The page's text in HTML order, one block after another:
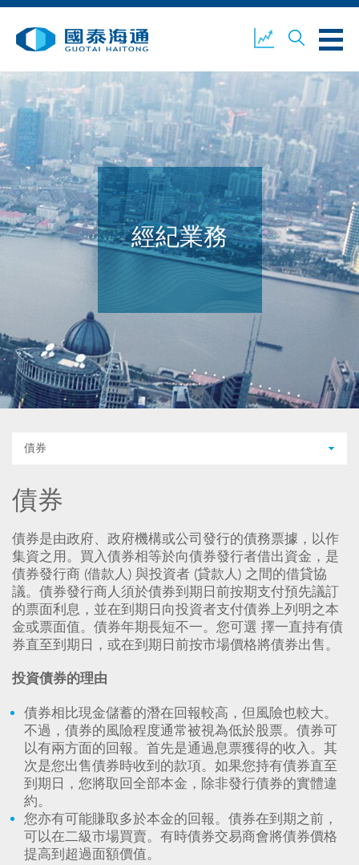
業務概覽 公司新聞
環境、社會及企業管治 國泰海通證券 聯絡我們
經紀業務
債券
債券
債券是由政府、政府機構或公司發行的債務票據，以作
集資之用。買入債券相等於向債券發行者借出資金，是
債券發行商 (借款人) 與投資者 (貸款人) 之間的借貸協
議。債券發行商人須於債券到期日前按期支付預先議訂
的票面利息，並在到期日向投資者支付債券上列明之本
金或票面值。債券年期長短不一。您可選 擇一直持有債
券直至到期日，或在到期日前按市場價格將債券出售。
投資債券的理由
債券相比現金儲蓄的潛在回報較高，但風險也較大。
不過，債券的風險程度通常被視為低於股票。債券可
以有兩方面的回報。首先是通過息票獲得的收入。其
次是您出售債券時收到的款項。如果您持有債券直至
到期日，您將取回全部本金，除非發行債券的實體違
約。
您亦有可能賺取多於本金的回報。債券在到期之前，
可以在二級市場買賣。有時債券交易商會將債券價格
提高到超過面額價值。